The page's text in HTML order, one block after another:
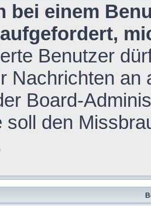
bei einem
Benutzer
Nachrichten
Board-
soll den